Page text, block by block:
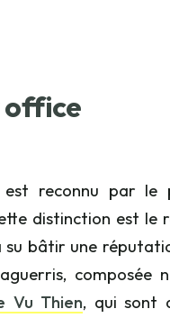
office
reconnu par le
distinction est le
su bâtir une
composée
Vu Thien, qui sont